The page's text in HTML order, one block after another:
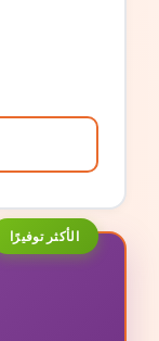
الأكثر توفيرًا